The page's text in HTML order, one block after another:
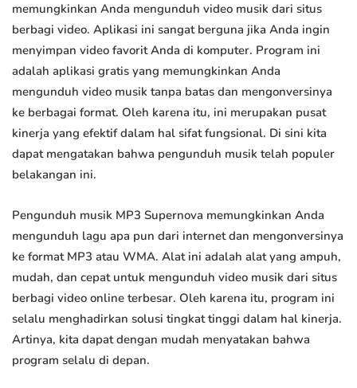
memungkinkan Anda mengunduh video musik dari situs
berbagi video. Aplikasi ini sangat berguna jika Anda ingin
menyimpan video favorit Anda di komputer. Program ini
adalah aplikasi gratis yang memungkinkan Anda
mengunduh video musik tanpa batas dan mengonversinya
ke berbagai format. Oleh karena itu, ini merupakan pusat
kinerja yang efektif dalam hal sifat fungsional. Di sini kita
dapat mengatakan bahwa pengunduh musik telah populer
belakangan ini.
Pengunduh musik MP3 Supernova memungkinkan Anda
mengunduh lagu apa pun dari internet dan mengonversinya
ke format MP3 atau WMA. Alat ini adalah alat yang ampuh,
mudah, dan cepat untuk mengunduh video musik dari situs
berbagi video online terbesar. Oleh karena itu, program ini
selalu menghadirkan solusi tingkat tinggi dalam hal kinerja.
Artinya, kita dapat dengan mudah menyatakan bahwa
program selalu di depan.